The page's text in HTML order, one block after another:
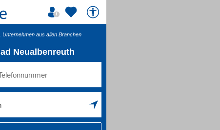
Unternehmen aus allen Branchen
Neualbenreuth